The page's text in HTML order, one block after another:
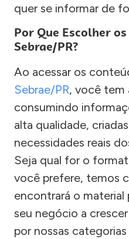
quer se informar de
Por Que Escolher
Sebrae/PR?
Ao acessar os
Sebrae/PR, você tem
consumindo
alta qualidade,
necessidades reais
Seja qual for o
você prefere, temos
encontrará o
seu negócio a
por nossas